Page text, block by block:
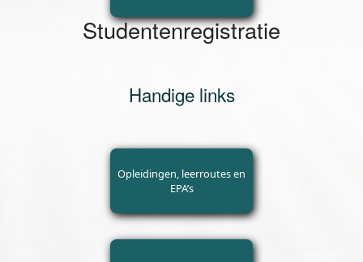
Studentenregistratie
Handige links
Opleidingen, leerroutes en
EPA’s